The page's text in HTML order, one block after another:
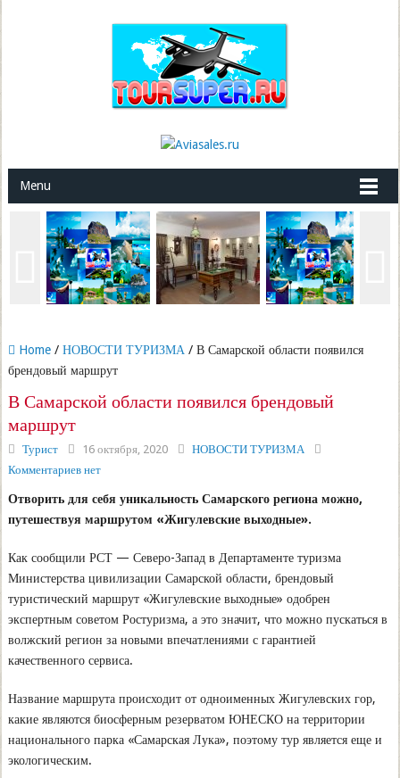
Menu
Home/ НОВОСТИ ТУРИЗМА / В Самарской области появился
брендовый маршрут
В Самарской области появился брендовый
маршрут
Турист 16 октября, 2020
НОВОСТИ ТУРИЗМА
Комментариев нет
Отворить для себя уникальность Самарского региона можно,
путешествуя маршрутом «Жигулевские выходные».
Как сообщили РСТ — Северо-Запад в Департаменте туризма
Министерства цивилизации Самарской области, брендовый
туристический маршрут «Жигулевские выходные» одобрен
экспертным советом Ростуризма, а это значит, что можно пускаться в
волжский регион за новыми впечатлениями с гарантией
качественного сервиса.
Название маршрута происходит от одноименных Жигулевских гор,
какие являются биосферным резерватом ЮНЕСКО на территории
национального парка «Самарская Лука», поэтому тур является еще и
экологическим.